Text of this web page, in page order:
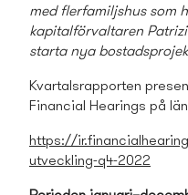
med flerfamiljshus som
kapitalförvaltaren
starta nya
Kvartalsrapporten
Financial Hearings på
https://
utveckling-q4-2022